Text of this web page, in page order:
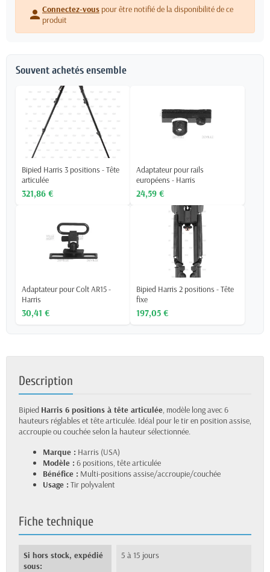
person Connectez-vous pour être notifié de la disponibilité de ce
produit
Souvent achetés ensemble
Bipied Harris 3 positions - Tête
articulée
321,86 €
Adaptateur pour rails
européens - Harris
24,59 €
Adaptateur pour Colt AR15 -
Harris
30,41 €
Bipied Harris 2 positions - Tête
fixe
197,05 €
Description
Bipied Harris 6 positions à tête articulée, modèle long avec 6
hauteurs réglables et tête articulée. Idéal pour le tir en position assise,
accroupie ou couchée selon la hauteur sélectionnée.
Marque : Harris (USA)
Modèle : 6 positions, tête articulée
Bénéfice : Multi-positions assise/accroupie/couchée
Usage : Tir polyvalent
Fiche technique
Si hors stock, expédié
sous:
5 à 15 jours